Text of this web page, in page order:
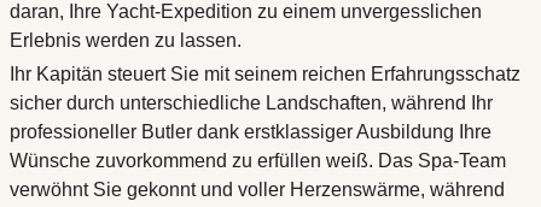
daran, Ihre Yacht-Expedition zu einem unvergesslichen
Erlebnis werden zu lassen.
Ihr Kapitän steuert Sie mit seinem reichen Erfahrungsschatz
sicher durch unterschiedliche Landschaften, während Ihr
professioneller Butler dank erstklassiger Ausbildung Ihre
Wünsche zuvorkommend zu erfüllen weiß. Das Spa-Team
verwöhnt Sie gekonnt und voller Herzenswärme, während